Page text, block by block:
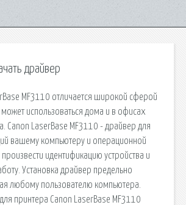
драйвер
MF3110 отличается широкой сферой
использоваться дома и в офисах
Canon LaserBase MF3110 - драйвер для
вашему компьютеру и операционной
идентификацию устройства и
Установка драйвер предельно
любому пользователю компьютера.
принтера Canon LaserBase MF3110